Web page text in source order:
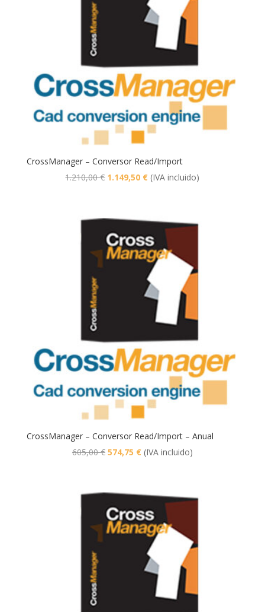
CrossManager – Conversor Read/Import
1.210,00€ El
era:
1.210,00 €.
1.149,50 €El
es:
1.149,50 €.
(IVA incluido)
CrossManager – Conversor Read/Import – Anual
605,00€ El
era:
605,00 €.
574,75 €El
es:
574,75 €.
(IVA incluido)